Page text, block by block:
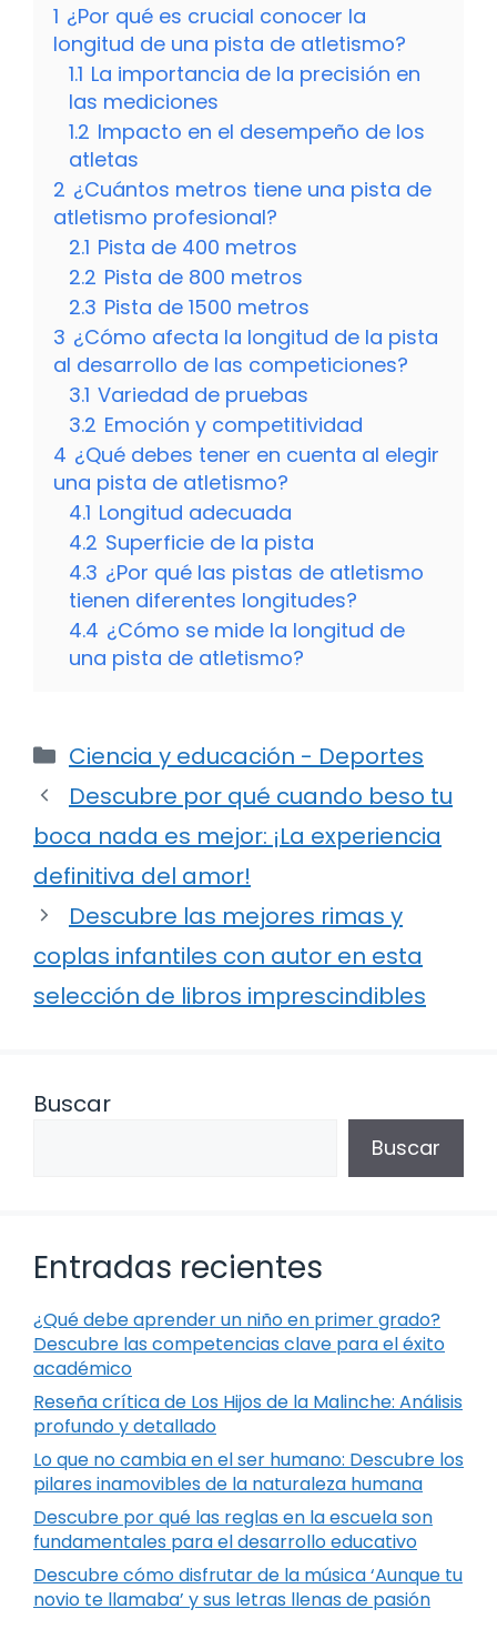
1 ¿Por qué es crucial conocer la
longitud de una pista de atletismo?
1.1 La importancia de la precisión en
las mediciones
1.2 Impacto en el desempeño de los
atletas
2 ¿Cuántos metros tiene una pista de
atletismo profesional?
2.1 Pista de 400 metros
2.2 Pista de 800 metros
2.3 Pista de 1500 metros
3 ¿Cómo afecta la longitud de la pista
al desarrollo de las competiciones?
3.1 Variedad de pruebas
3.2 Emoción y competitividad
4 ¿Qué debes tener en cuenta al elegir
una pista de atletismo?
4.1 Longitud adecuada
4.2 Superficie de la pista
4.3 ¿Por qué las pistas de atletismo
tienen diferentes longitudes?
4.4 ¿Cómo se mide la longitud de
una pista de atletismo?
Categorías
Ciencia y educación - Deportes
Descubre por qué cuando beso tu
boca nada es mejor: ¡La experiencia
definitiva del amor!
Descubre las mejores rimas y
coplas infantiles con autor en esta
selección de libros imprescindibles
Buscar
Buscar
Entradas recientes
¿Qué debe aprender un niño en primer grado?
Descubre las competencias clave para el éxito
académico
Reseña crítica de Los Hijos de la Malinche: Análisis
profundo y detallado
Lo que no cambia en el ser humano: Descubre los
pilares inamovibles de la naturaleza humana
Descubre por qué las reglas en la escuela son
fundamentales para el desarrollo educativo
Descubre cómo disfrutar de la música ‘Aunque tu
novio te llamaba’ y sus letras llenas de pasión